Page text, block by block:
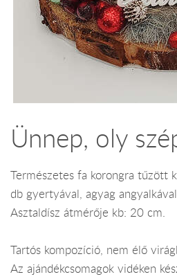
Ünnep, oly
Természetes fa korongra tűzött
db gyertyával, agyag
Asztaldísz átmérője kb: 20 cm.
Tartós kompozíció, nem élő
Az ajándékcsomagok vidéken